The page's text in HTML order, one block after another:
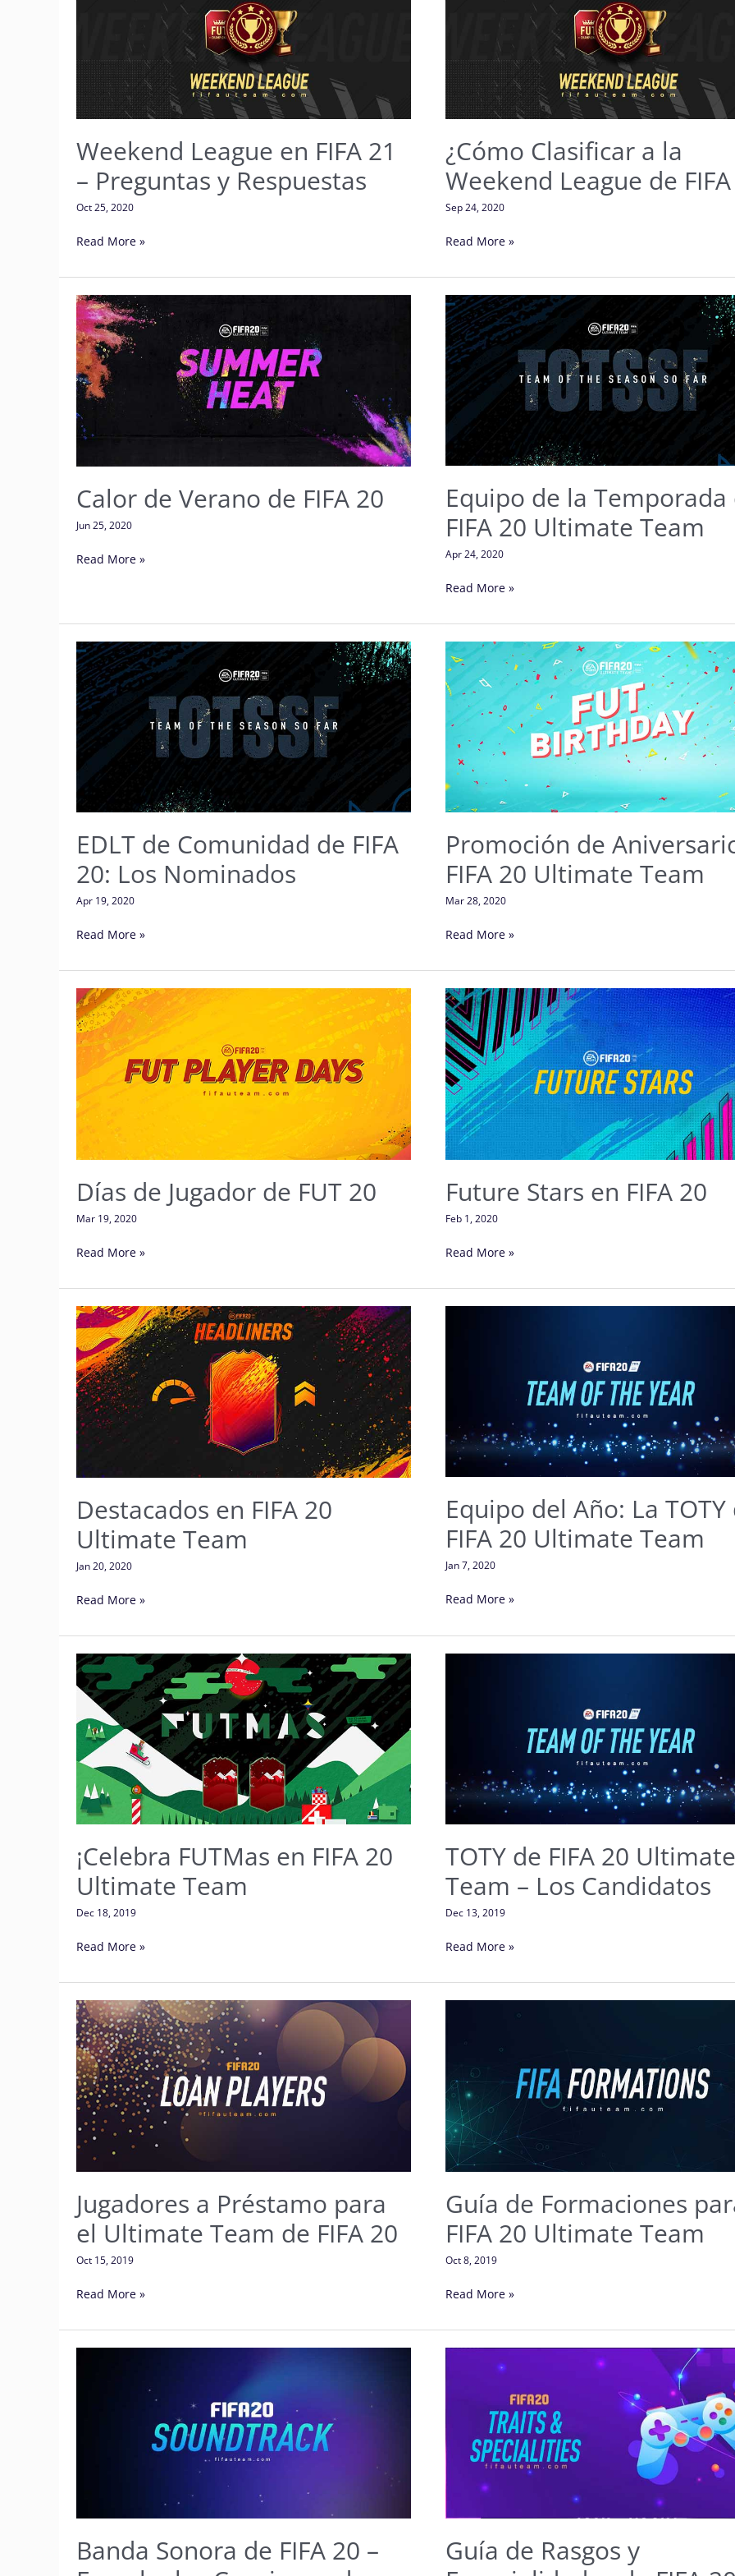
Weekend League en FIFA 21
– Preguntas y Respuestas
Oct 25, 2020
Preguntas
y
Respuestas
Read More »
¿Cómo Clasificar a la
Weekend League de
Sep 24, 2020
de
FIFA
21?
Read More »
Calor de Verano de FIFA 20
Jun 25, 2020
Calor
de
Verano
de
FIFA
20
Read More »
Equipo de la Temporada
FIFA 20 Ultimate Team
Apr 24, 2020
Equipo
de
la
Temporada
de
FIFA
Read More »
EDLT de Comunidad de FIFA
20: Los Nominados
Apr 19, 2020
EDLT
de
Comunidad
de
FIFA
20:
Read More »
Promoción de
FIFA 20 Ultimate Team
Mar 28, 2020
Promoción
de
Aniversario
FIFA
20
Ultimate
Team
Read More »
Días de Jugador de FUT 20
Mar 19, 2020
Días
de
Jugador
de
FUT
20
Read More »
Future Stars en FIFA 20
Feb 1, 2020
Future
Stars
en
FIFA
20
Read More »
Destacados en FIFA 20
Ultimate Team
Jan 20, 2020
Destacados
en
FIFA
20
Ultimate
Team
Read More »
Equipo del Año: La TOTY
FIFA 20 Ultimate Team
Jan 7, 2020
FIFA
20
Ultimate
Read More »
¡Celebra FUTMas en FIFA 20
Ultimate Team
Dec 18, 2019
¡Celebra
FUTMas
en
FIFA
20
Ultimate
Team
Read More »
TOTY de FIFA 20 Ultimate
Team – Los Candidatos
Dec 13, 2019
Los
Candidatos
Read More »
Jugadores a Préstamo para
el Ultimate Team de FIFA 20
Oct 15, 2019
Jugadores
a
Préstamo
para
el
Ultimate
Team
de
FIFA
Read More »
Guía de Formaciones
FIFA 20 Ultimate Team
Oct 8, 2019
Formaciones
FIFA
20
Ultimate
Team
Read More »
Banda Sonora de FIFA 20 –
FIFA
20
Guía de Rasgos y
Especialidades
de
20
Team